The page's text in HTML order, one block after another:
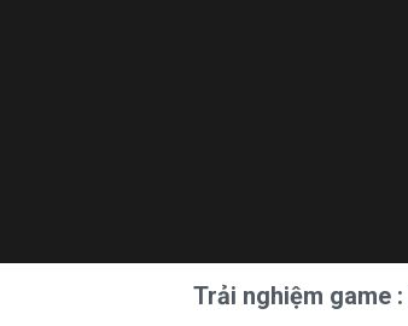
Trải nghiệm game